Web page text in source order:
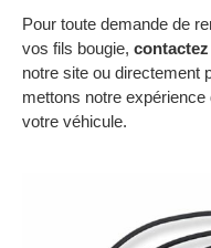
Pour toute demande de
vos fils bougie,
notre site ou directement
mettons notre
votre véhicule.